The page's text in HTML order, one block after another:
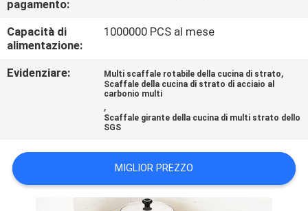
RICHIEDA
UNA
SITO
PRIVACY
pagamento:
Capacità di
alimentazione:
1000000 PCS al mese
Evidenziare: Multi scaffale rotabile della cucina di strato,
Scaffale della cucina di strato di acciaio al
carbonio multi
,
Scaffale girante della cucina di multi strato dello
SGS
MIGLIOR PREZZO